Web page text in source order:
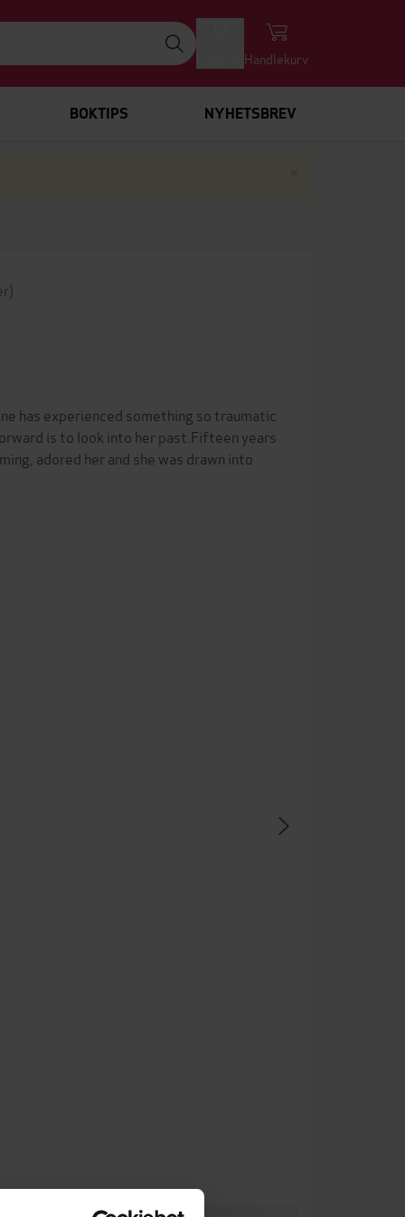
Handlekurv
BOKTIPS NYHETSBREV
has experienced something so traumatic
is to look into her past.Fifteen years
adored her and she was drawn into